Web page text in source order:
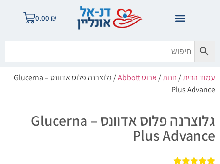
0.00 ₪
עמוד הבית/חנות/אבוט Abbott
/ גלוצרנה פלוס אדוונס – Glucerna
Plus Advance
גלוצרנה פלוס אדוונס – Glucerna
Plus Advance